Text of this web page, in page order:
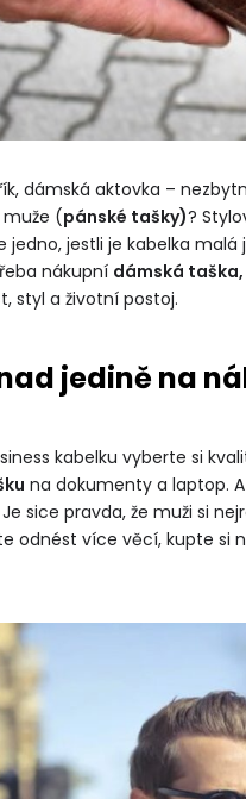
dámská aktovka –
(pánské tašky)?
jedno, jestli je kabelka malá
nákupní dámská
styl a životní postoj.
jedině na
kabelku vyberte si
na dokumenty a laptop.
sice pravda, že muži si
odnést více věcí, kupte si